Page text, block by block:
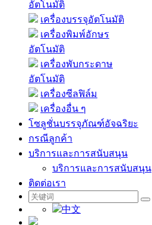
อัตโนมัติ
เครื่องบรรจุอัตโนมัติ
เครื่องพิมพ์อักษร
อัตโนมัติ
เครื่องพับกระดาษ
อัตโนมัติ
เครื่องซีลฟิล์ม
เครื่องอื่น ๆ
โซลูชั่นบรรจุภัณฑ์อัจฉริยะ
กรณีลูกค้า
บริการและการสนับสนุน
บริการและการสนับสนุน
ติดต่อเรา
中文